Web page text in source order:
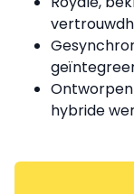
hybride